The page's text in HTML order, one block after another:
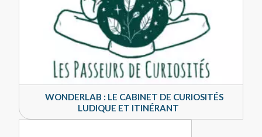
WONDERLAB : LE CABINET DE CURIOSITÉS
LUDIQUE ET ITINÉRANT